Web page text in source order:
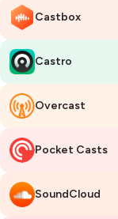
Castbox
Castro
Overcast
Pocket Casts
SoundCloud